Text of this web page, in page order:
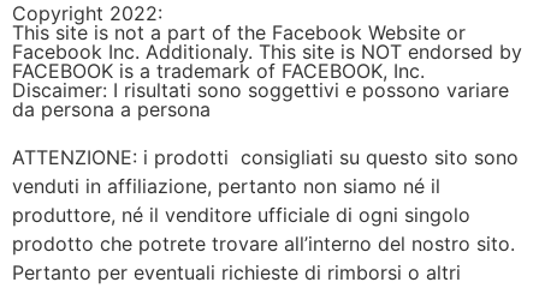
Copyright 2022:
This site is not a part of the Facebook Website or
Facebook Inc. Additionaly. This site is NOT endorsed by
FACEBOOK is a trademark of FACEBOOK, Inc.
Discaimer: I risultati sono soggettivi e possono variare
da persona a persona
ATTENZIONE: i prodotti consigliati su questo sito sono
venduti in affiliazione, pertanto non siamo né il
produttore, né il venditore ufficiale di ogni singolo
prodotto che potrete trovare all’interno del nostro sito.
Pertanto per eventuali richieste di rimborsi o altri